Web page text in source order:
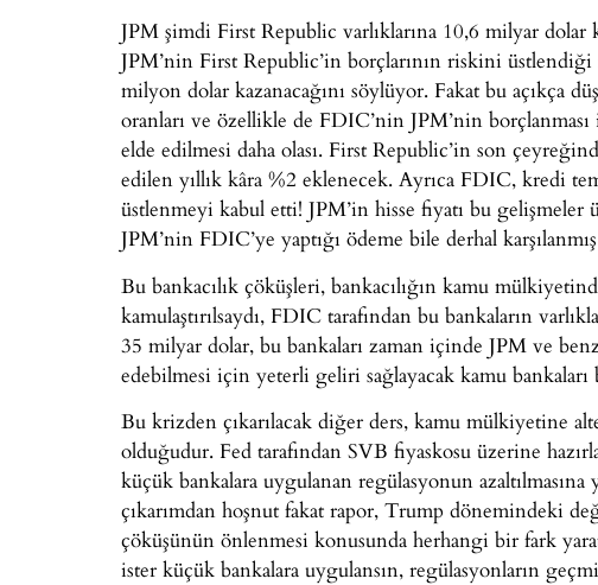
JPM şimdi First Republic varlıklarına 10,6 milyar dolar
JPM’nin First Republic’in borçlarının riskini
milyon dolar kazanacağını söylüyor. Fakat bu açıkça
oranları ve özellikle de FDIC’nin JPM’nin
elde edilmesi daha olası. First Republic’in son
edilen yıllık kâra %2 eklenecek. Ayrıca FDIC, kredi
üstlenmeyi kabul etti! JPM’in hisse fiyatı bu
JPM’nin FDIC’ye yaptığı ödeme bile derhal
Bu bankacılık çöküşleri, bankacılığın kamu
kamulaştırılsaydı, FDIC tarafından bu bankaların
35 milyar dolar, bu bankaları zaman içinde JPM ve
edebilmesi için yeterli geliri sağlayacak kamu
Bu krizden çıkarılacak diğer ders, kamu mülkiyetine
olduğudur. Fed tarafından SVB fiyaskosu üzerine
küçük bankalara uygulanan regülasyonun
çıkarımdan hoşnut fakat rapor, Trump dönemindeki
çöküşünün önlenmesi konusunda herhangi bir fark
ister küçük bankalara uygulansın, regülasyonların